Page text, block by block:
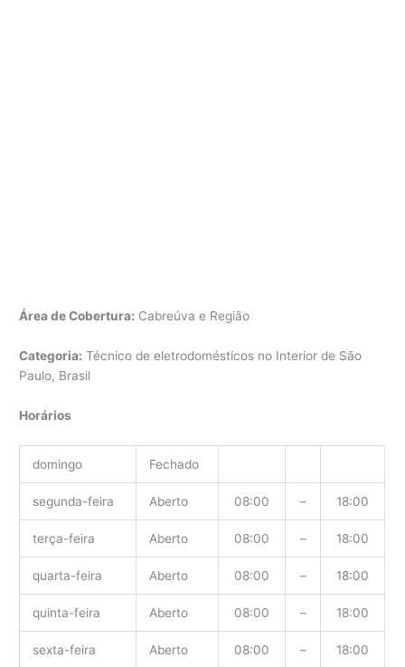
Área de Cobertura: Cabreúva e Região
Categoria: Técnico de eletrodomésticos no Interior de São
Paulo, Brasil
Horários
domingo Fechado
segunda-feira Aberto 08:00 – 18:00
terça-feira Aberto 08:00 – 18:00
quarta-feira Aberto 08:00 – 18:00
quinta-feira Aberto 08:00 – 18:00
sexta-feira Aberto 08:00 – 18:00